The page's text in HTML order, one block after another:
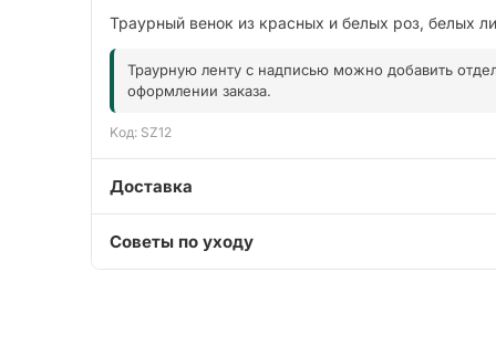
Траурный венок из красных и белых роз, белых
Траурную ленту с надписью можно добавить
оформлении заказа.
Kод: SZ12
Доставка
Советы по уходу